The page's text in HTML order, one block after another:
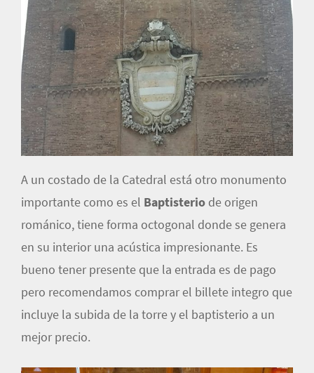
A un costado de la Catedral está otro monumento
importante como es el Baptisterio de origen
románico, tiene forma octogonal donde se genera
en su interior una acústica impresionante. Es
bueno tener presente que la entrada es de pago
pero recomendamos comprar el billete integro que
incluye la subida de la torre y el baptisterio a un
mejor precio.